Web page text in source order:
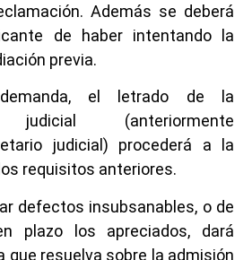
Además se deberá
de haber intentando la
previa.
el letrado de la
judicial (anteriormente
judicial) procederá a la
requisitos anteriores.
defectos insubsanables, o de
plazo los apreciados, dará
que resuelva sobre la admisión